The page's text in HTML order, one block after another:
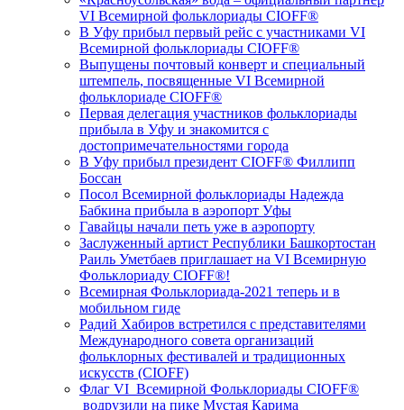
VI Всемирной фольклориады CIOFF®️
В Уфу прибыл первый рейс с участниками VI
Всемирной фольклориады CIOFF®️
Выпущены почтовый конверт и специальный
штемпель, посвященные VI Всемирной
фольклориаде CIOFF®️
Первая делегация участников фольклориады
прибыла в Уфу и знакомится с
достопримечательностями города
В Уфу прибыл президент CIOFF®️ Филлипп
Боссан
Посол Всемирной фольклориады Надежда
Бабкина прибыла в аэропорт Уфы
Гавайцы начали петь уже в аэропорту
Заслуженный артист Республики Башкортостан
Раиль Уметбаев приглашает на VI Всемирную
Фольклориаду CIOFF®️!
Всемирная Фольклориада-2021 теперь и в
мобильном гиде
Радий Хабиров встретился с представителями
Международного совета организаций
фольклорных фестивалей и традиционных
искусств (CIOFF)
Флаг VI Всемирной Фольклориады CIOFF®️
водрузили на пике Мустая Карима